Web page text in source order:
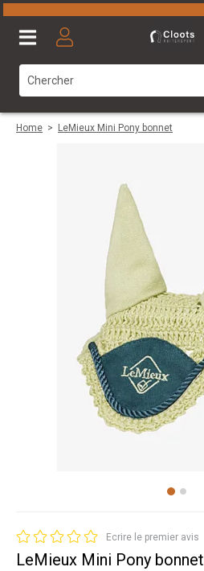
Home > LeMieux Mini Pony bonnet
Ecrire le premier avis
LeMieux Mini Pony bonnet